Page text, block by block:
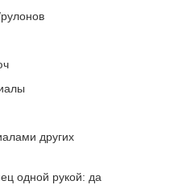
других
одной рукой: да